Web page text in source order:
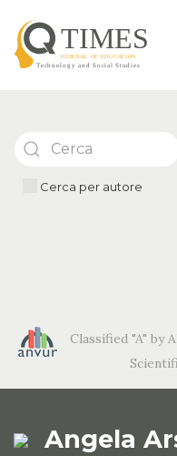
Cerca per autore
Classified "A" by
Angela